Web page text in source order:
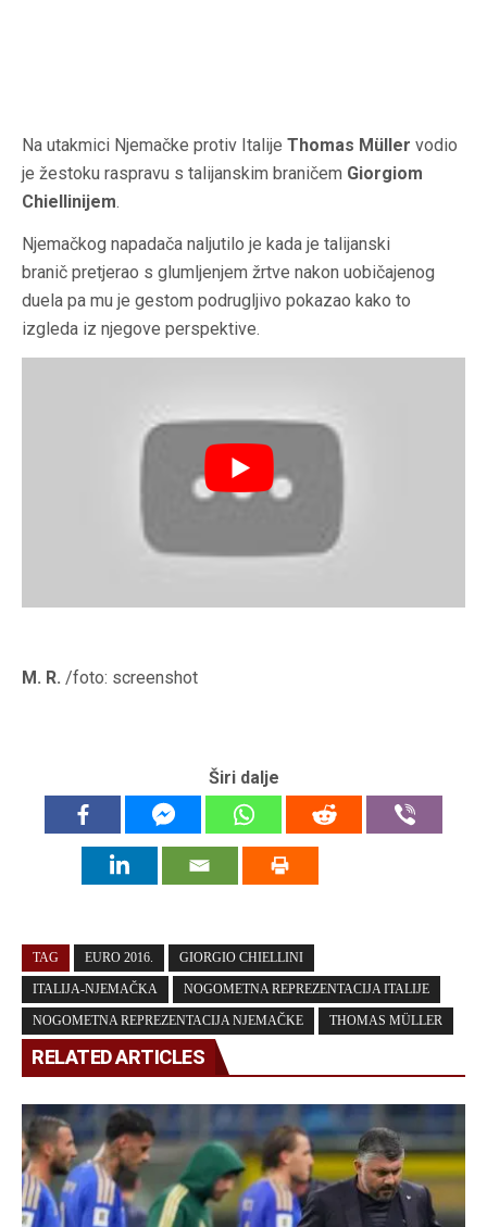
Na utakmici Njemačke protiv Italije Thomas Müller vodio
je žestoku raspravu s talijanskim braničem Giorgiom
Chiellinijem.
Njemačkog napadača naljutilo je kada je talijanski
branič pretjerao s glumljenjem žrtve nakon uobičajenog
duela pa mu je gestom podrugljivo pokazao kako to
izgleda iz njegove perspektive.
M. R. /foto: screenshot
Širi dalje
TAG EURO 2016. GIORGIO CHIELLINI
ITALIJA-NJEMAČKA NOGOMETNA REPREZENTACIJA ITALIJE
NOGOMETNA REPREZENTACIJA NJEMAČKE THOMAS MÜLLER
RELATED ARTICLES